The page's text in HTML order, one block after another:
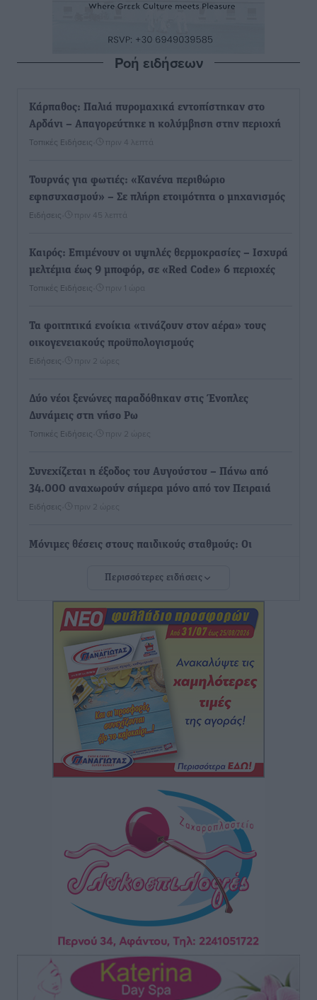
Ροή ειδήσεων
Κάρπαθος: Παλιά πυρομαχικά εντοπίστηκαν στο
Αρδάνι – Απαγορεύτηκε η κολύμβηση στην περιοχή
Τοπικές Ειδήσεις πριν 4 λεπτά
Τουρνάς για φωτιές: «Κανένα περιθώριο
εφησυχασμού» – Σε πλήρη ετοιμότητα ο μηχανισμός
Ειδήσεις πριν 45 λεπτά
Καιρός: Επιμένουν οι υψηλές θερμοκρασίες – Ισχυρά
μελτέμια έως 9 μποφόρ, σε «Red Code» 6 περιοχές
Τοπικές Ειδήσεις πριν 1 ώρα
Τα φοιτητικά ενοίκια «τινάζουν στον αέρα» τους
οικογενειακούς προϋπολογισμούς
Ειδήσεις πριν 2 ώρες
Δύο νέοι ξενώνες παραδόθηκαν στις Ένοπλες
Δυνάμεις στη νήσο Ρω
Τοπικές Ειδήσεις πριν 2 ώρες
Συνεχίζεται η έξοδος του Αυγούστου – Πάνω από
34.000 αναχωρούν σήμερα μόνο από τον Πειραιά
Ειδήσεις πριν 2 ώρες
Μόνιμες θέσεις στους παιδικούς σταθμούς: Οι
για τους δήμους
Δεύτερη πηγή εισοδήματος για τους επαγγελματίες
ψαράδες ο αλιευτικός τουρισμός
πριν 2 ώρες
Ακαθάριστα οικόπεδα: Τι γίνεται όταν ο ιδιοκτήτης
δεν τα καθαρίσει – Πώς κινούνται δήμοι και ΠΣ,
ποιος πληρώνει τον λογαριασμό
Τοπικές Ειδήσεις• πριν 2 ώρες
Πού κινούνται οι κρατήσεις last minute σε Ελλάδα
Οδηγός στη Ρόδο τράκαρε σταθμευμένο αυτοκίνητο,
παρέσυρε 72χρονο και διέφυγε
Τοπικές Ειδήσεις
Το νέο Ειδικό Χωροταξικό για τον Τουρισμό
ξανασχεδιάζει τον επενδυτικό χάρτη της Ρόδου
Τοπικές Ειδήσεις πριν 4 ώρες
Περισσότερες ειδήσεις